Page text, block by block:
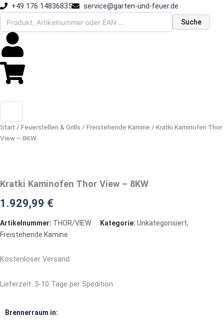
Zum
springen
+49 176 14836835 service@garten-und-feuer.de
Suche
Start / Feuerstellen & Grills / Freistehende Kamine / Kratki Kaminofen Thor
View – 8KW
Kratki Kaminofen Thor View – 8KW
1.929,99 €
Artikelnummer: THOR/VIEW Kategorie: Unkategorisiert,
Freistehende Kamine
Kostenloser Versand
Lieferzeit: 5-10 Tage per Spedition
Brennerraum in:
Kaminofen